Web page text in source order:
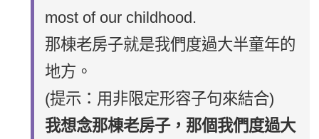
most of our childhood.
那棟老房子就是我們度過大半童年的
地方。
(提示：用非限定形容子句來結合)
我想念那棟老房子，那個我們度過大